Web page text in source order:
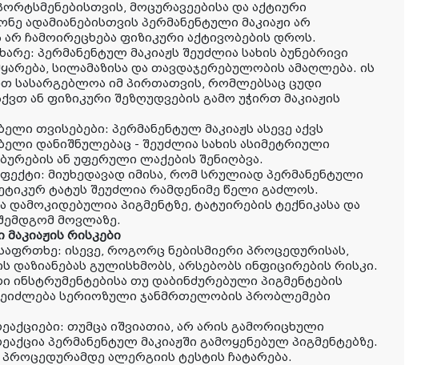
მოცურავეებისა და აქტიური
ადამიანებისთვის პერმანენტული მაკიაჟი არ
არ ჩამოირეცხება ფიზიკური აქტივობების დროს.
პერმანენტულ მაკიაჟს შეუძლია სახის ბუნებრივი
სილამაზისა და თავდაჯერებულობის ამაღლება. ის
სასარგებლოა იმ პირთათვის, რომლებსაც ცუდი
ან ფიზიკური შეზღუდვების გამო უჭირთ მაკიაჟის
თვისებები: პერმანენტულ მაკიაჟს ასევე აქვს
დანიშნულებაც - შეუძლია სახის ასიმეტრიული
ან უფერული ლაქების შენიღბვა.
მიუხედავად იმისა, რომ სრულიად პერმანენტული
ტატუს შეუძლია რამდენიმე წელი გაძლოს.
დამოკიდებულია პიგმენტზე, ტატუირების ტექნიკასა და
მოვლაზე.
რისკები
ისევე, როგორც ნებისმიერი პროცედურისას,
დაზიანებას გულისხმობს, არსებობს ინფიცირების რისკი.
ინსტრუმენტებისა თუ დაბინძურებული პიგმენტების
სერიოზული ჯანმრთელობის პრობლემები
თუმცა იშვიათია, არ არის გამორიცხული
პერმანენტულ მაკიაჟში გამოყენებულ პიგმენტებზე.
ალერგიის ტესტის ჩატარება.